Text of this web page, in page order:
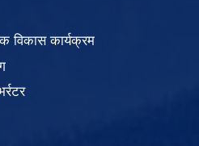
विकास कार्यक्रम